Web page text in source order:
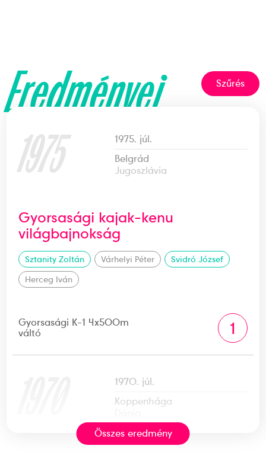
Eredményei Szűrés
1975
1975. júl.
Belgrád
Jugoszlávia
Gyorsasági kajak-kenu
világbajnokság
Sztanity Zoltán Várhelyi Péter
Svidró József
Herceg Iván
Gyorsasági K-1 4x500m
váltó
1
1970. júl.
Koppenhága
Összes eredmény